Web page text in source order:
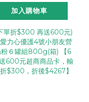
加入購物車